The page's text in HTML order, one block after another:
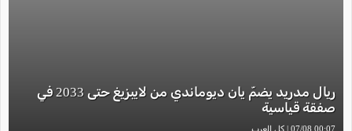
ريال مدريد يضمّ يان ديوماندي من لايبزيغ حتى 2033 في
صفقة قياسية